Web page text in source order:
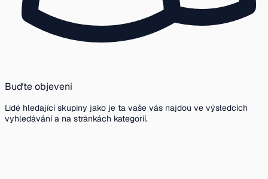
Buďte objeveni
Lidé hledající skupiny jako je ta vaše vás najdou ve výsledcích
vyhledávání a na stránkách kategorií.